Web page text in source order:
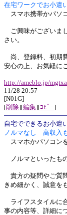
在宅ワークでお小遣
スマホ携帯かパソ
ご興味がございま
さい。
尚、登録料、初期
安心の上、お気軽に
http://ameblo.jp/
11/28 20:57
[N01G]
[削除][編集][ｺﾋﾟｰ]
自宅でできるお小遣
ノルマなし 高収入
スマホかパソコン
ノルマといったも
貴方の疑問やご質
きめ細かく、誠意を
ライフスタイルに
事の内容等、詳細に